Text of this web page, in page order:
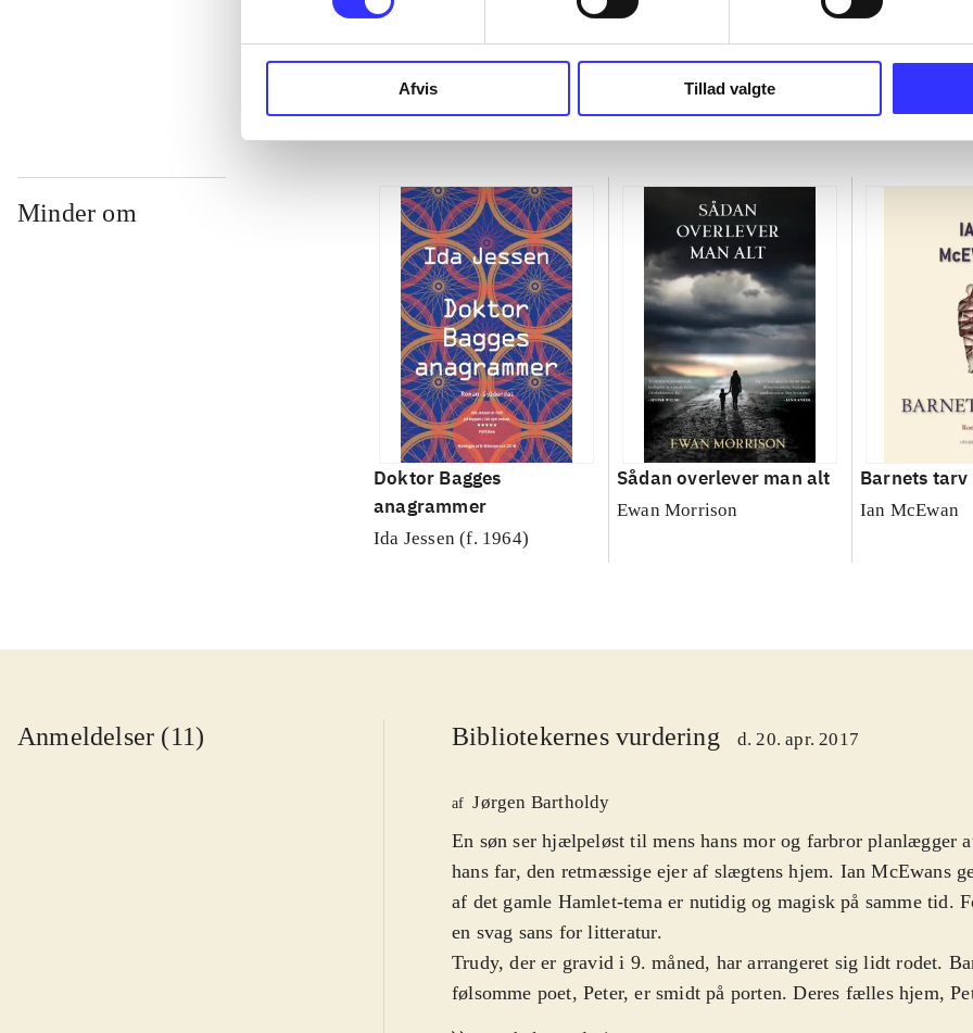
Afvis Tillad valgte
...
Minder om
Doktor Bagges
anagrammer
Ida Jessen (f. 1964)
Sådan overlever man alt
Ewan Morrison
Barnets tarv
Ian McEwan
Anmeldelser (11) Bibliotekernes vurdering d. 20. apr. 2017
af Jørgen Bartholdy
En søn ser hjælpeløst til mens hans mor og farbror planlægger
hans far, den retmæssige ejer af slægtens hjem. Ian McEwans
af det gamle Hamlet-tema er nutidig og magisk på samme tid.
en svag sans for litteratur.
Trudy, der er gravid i 9. måned, har arrangeret sig lidt rodet.
følsomme poet, Peter, er smidt på porten. Deres fælles hjem,